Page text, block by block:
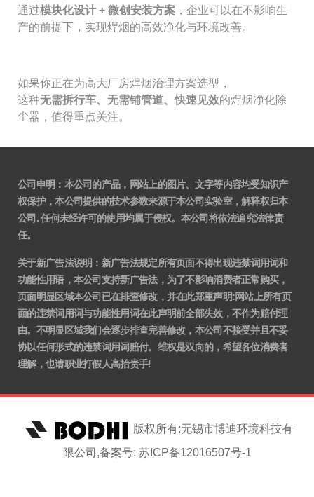
通过模块化设计 + 微创安装方案 ，企业可以在不影响生
产的前提下，实现焊烟的高效净化与环境改善。
如果你正在为高大厂房焊烟治理方案选型，
这种无需拆行车、无需铺管道、快速见效的焊烟净化除
尘器，值得重点关注。
公司申明：本公司的产品，网站上的图片、文字等内容均受知识产
权保护，本公司提供的技术参数来源于本公司实验室，解释权归本
公司. 任何未经许可的使用均属于侵权。本公司将依法追究法律责
任。
关于新广告法说明 ： 新广告法规定所有页面不得出现违禁词用词和
功能性用语，本公司支持新广告法，为了不影响消费者正常购买，
页面明显区域本公司已在排查修改，并在此郑重声明:网站上所有页
面的违禁词用词与功能性用词在此声明前全部失效，不作为赔付理
由。不明显区域我们会逐步排查完善修改，本公司不接受并且不妥
协以任何形式的违禁词用词赔付。维权是双向的，希望各位消费者
理解，也请职业打假人高抬贵手!
版权所有:无锡市博迪环境科技有
限公司,备案号: 苏ICP备12016507号-1